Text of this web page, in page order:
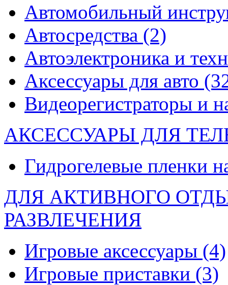
Автомобильный
Автосредства (2)
Автоэлектроника и
Аксессуары для авто
Видеорегистраторы и
АКСЕССУАРЫ ДЛЯ
Гидрогелевые пленки
ДЛЯ АКТИВНОГО
РАЗВЛЕЧЕНИЯ
Игровые аксессуары (4)
Игровые приставки (3)